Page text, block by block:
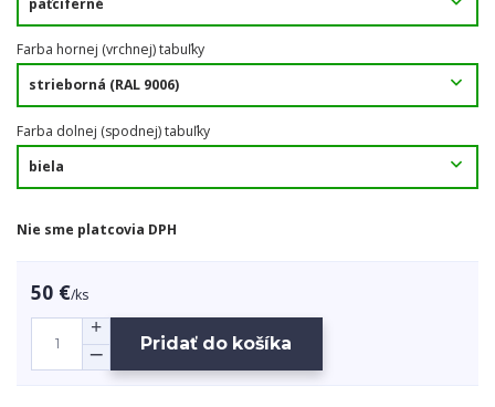
Farba hornej (vrchnej) tabuľky
Farba dolnej (spodnej) tabuľky
Nie sme platcovia DPH
50 €/ks
Pridať do košíka